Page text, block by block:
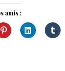
amis :